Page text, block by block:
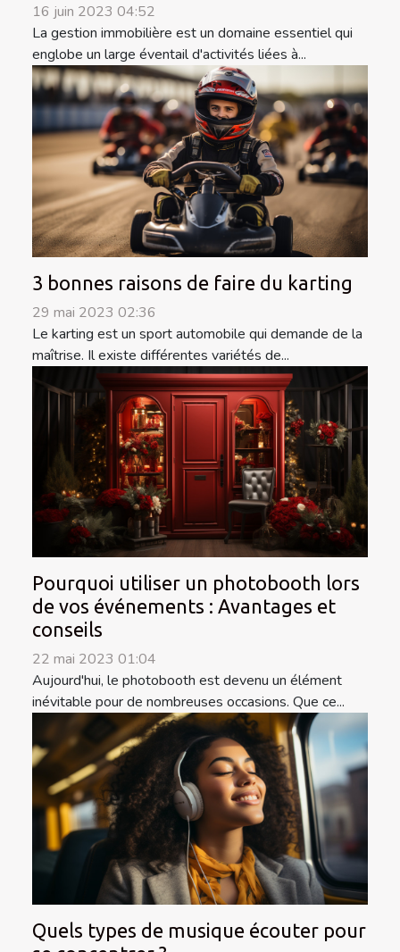
16 juin 2023 04:52
La gestion immobilière est un domaine essentiel qui
englobe un large éventail d'activités liées à...
3 bonnes raisons de faire du karting
29 mai 2023 02:36
Le karting est un sport automobile qui demande de la
maîtrise. Il existe différentes variétés de...
Pourquoi utiliser un photobooth lors
de vos événements : Avantages et
conseils
22 mai 2023 01:04
Aujourd'hui, le photobooth est devenu un élément
inévitable pour de nombreuses occasions. Que ce...
Quels types de musique écouter pour